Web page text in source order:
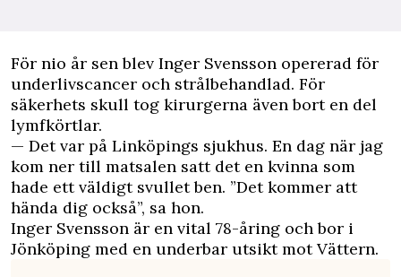
För nio år sen blev Inger Svensson opererad för
underlivscancer och strålbehandlad. För
säkerhets skull tog kirurgerna även bort en del
lymfkörtlar.
— Det var på Linköpings sjukhus. En dag när jag
kom ner till matsalen satt det en kvinna som
hade ett väldigt svullet ben. ”Det kommer att
hända dig också”, sa hon.
Inger Svensson är en vital 78-åring och bor i
Jönköping med en underbar utsikt mot Vättern.